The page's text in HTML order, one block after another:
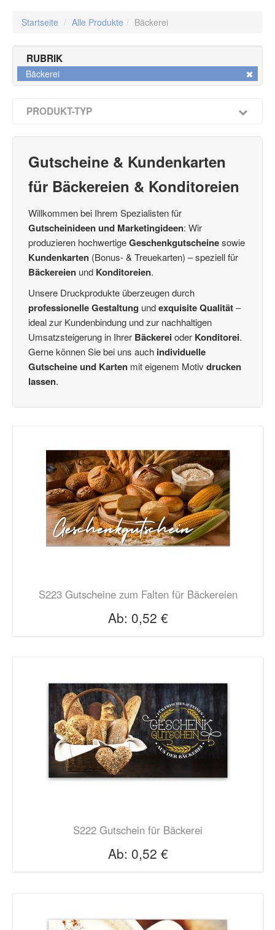
Startseite / Alle Produkte / Bäckerei
RUBRIK
Bäckerei
PRODUKT-TYP
Caro-Gutscheine(2)
Booklet-Gutscheine(5)
Gutschein-Boxen 3D(3)
4Emotion-Gutscheine(9)
Kundenkarten / Bonuskarten(16)
Vorteils-Card(2)
Empfehlungskarten(3)
Glückwunschkarten(17)
Schleifen (28)
Kundengeschenke / Weihnachtsgeschenke(3)
Gutscheinverpackung dreidimensional / Euro-Box
Wertgutscheine / Euro-Box-Gutscheine (40)
Gutscheine & Kundenkarten
für Bäckereien & Konditoreien
Willkommen bei Ihrem Spezialisten für
Gutscheinideen und Marketingideen: Wir
produzieren hochwertigeGeschenkgutscheinesowie
Kundenkarten (Bonus- & Treuekarten) – speziell für
Bäckereien und Konditoreien.
Unsere Druckprodukte überzeugen durch
professionelle Gestaltung undexquisite Qualität–
ideal zur Kundenbindung und zur nachhaltigen
Umsatzsteigerung in Ihrer Bäckereioder Konditorei.
Gerne können Sie bei uns auch individuelle
Gutscheine und Karten mit eigenem Motiv drucken
lassen.
S223 Gutscheine zum Falten für Bäckereien
Ab: 0,52 €
S222 Gutschein für Bäckerei
Ab: 0,52 €